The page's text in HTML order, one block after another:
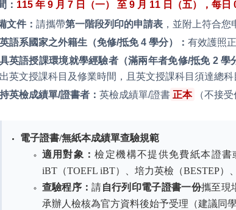
： 115 年 9 月 7 日 （一） 至 9 月 11 日 （五） ，每日
文件： 請攜帶第一階段列印的申請表，並附上符合您
語系國家之外籍生（免修/抵免 4 學分）： 有效護照正
英語授課環境就學經驗者（滿兩年者免修/抵免 2 學
英文授課科目及修業時間，且英文授課科目須達總科
英檢成績單/證書者： 英檢成績單/證書 正本 （不接
電子證書/無紙本成績單查驗規範
適用對象：檢定機構不提供免費紙本證
iBT（TOEFL iBT）、培力英檢（BESTEP）
查驗程序：請自行列印電子證書一份攜至現
承辦人檢核為官方資料後始予受理（建議同